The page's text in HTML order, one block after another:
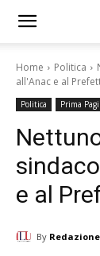
Home Politica
all'Anac e al
Politica Prima
e al
By Redazione